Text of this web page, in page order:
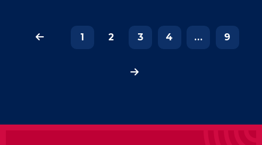
1 2 3 4 ... 9